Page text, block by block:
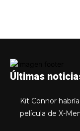
Últimas
Kit Connor
película de X-